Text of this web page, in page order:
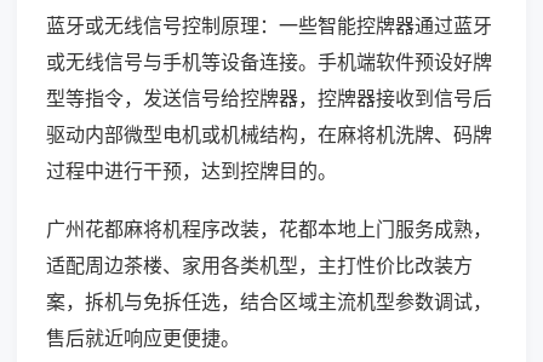
蓝牙或无线信号控制原理：一些智能控牌器通过蓝牙
或无线信号与手机等设备连接。手机端软件预设好牌
型等指令，发送信号给控牌器，控牌器接收到信号后
驱动内部微型电机或机械结构，在麻将机洗牌、码牌
过程中进行干预，达到控牌目的。
广州花都麻将机程序改装，花都本地上门服务成熟，
适配周边茶楼、家用各类机型，主打性价比改装方
案，拆机与免拆任选，结合区域主流机型参数调试，
售后就近响应更便捷。